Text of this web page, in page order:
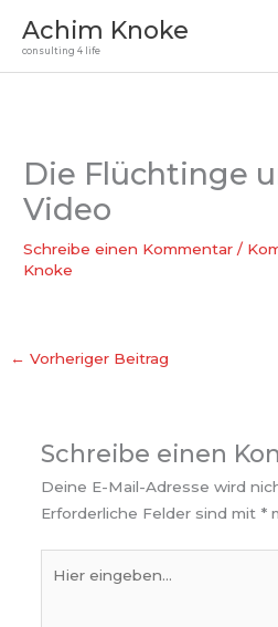
InhaltAchim Knoke
consulting 4 life
Die Flüchtinge
Video
Schreibe einen Kommentar /
Knoke
← Vorheriger Beitrag
Schreibe einen
Deine E-Mail-Adresse wird
Erforderliche Felder sind mit *
eingeben…